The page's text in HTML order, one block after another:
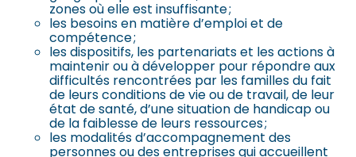
zones où elle est insuffisante ;
les besoins en matière d’emploi et de
compétence ;
les dispositifs, les partenariats et les actions à
maintenir ou à développer pour répondre aux
difficultés rencontrées par les familles du fait
de leurs conditions de vie ou de travail, de leur
état de santé, d’une situation de handicap ou
de la faiblesse de leurs ressources ;
les modalités d’accompagnement des
personnes ou des entreprises qui accueillent